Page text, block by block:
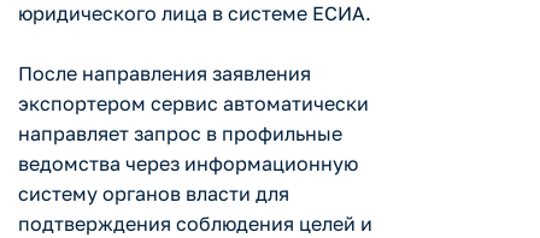
юридического лица в системе ЕСИА.
После направления заявления
экспортером сервис автоматически
направляет запрос в профильные
ведомства через информационную
систему органов власти для
подтверждения соблюдения целей и